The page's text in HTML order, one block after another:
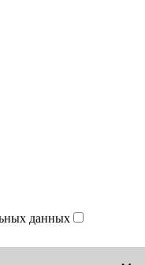
данных